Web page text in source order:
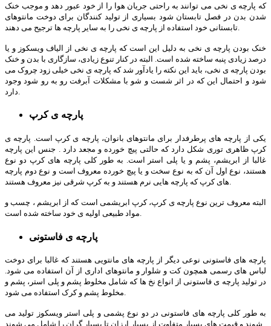
که پارچه ی نخی می توانند به راحتی جریان هوا را از خود عبور دهد و موجب خنک
شدن بدن در فصل تابستان شود بسیاری از تولید کنندگان برای دوخت مانتوهای
خنک بودن پارچه ی نخی به دلیل این است که پارچه ی نخی از الیاف ویسکوز و یا
درصد زیادی پنبه ساخته شده است. البته در کنار تنوع زیادی، سازگاری با بدن و خنک
بودن پارچه ی نخی، باید این نکته را یادآور شد که پارچه ی نخی خیلی زود چروک می
شود و احتمال این که در اثر شست و شو با مشکلات آبرفت رو به رو شود وجود
پارچه ی کرپ
یکی از پارچه های پرطرفدار برای مانتوهای بانوان، پارچه ی کرپ است. پارچه ی
کرپ ظاهری توری شکل دارد که حالتی پیچ خورده و مجعد دارد . جنس این پارچه
غالبا از ابریشم، پشم و یا پلی استر است. به طور کلی پارچه های کرپ دو نوع
هستند، نوع اول آن که به نوع سخت و یا پیچ خورده معروف است و نوع دوم پارچه
های کرپ که پارچه هایی نرم هستند و به کرپ شرقی نیز معروف هستند.
البته معروف ترین نوع پارچه ی کرپ، کرپ ابریشمی است که از ابریشم ، چسب و
مواد طبیعی اولیه ی خود ساخته شده است.
پارچه ی فاستونی
پارچه های فاستونی نوعی دیگر از پارچه های مانتویی هستند که غالبا برای دوخت
لباس های رسمی همچون کت و شلوار و مانتوهای اداری از آن استفاده می شود.
در تولید پارچه ی فاستونی از انواع نخ ها که شامل مخلوط پشم و پلی استر، پشم و
مخلوط پشم و کرک استفاده می شود.
به طور کلی پارچه های فاستونی در دو نوع پشمی و پلی استر ویسکوز تولید می